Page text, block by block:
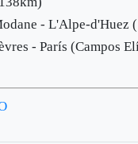
- L'Alpe-d'Huez
- París (Campos